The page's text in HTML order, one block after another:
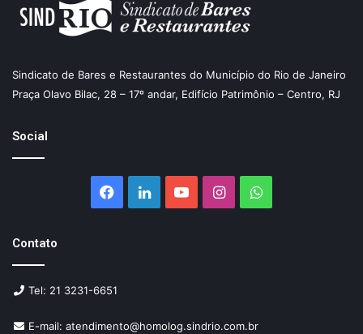
Sindicato de Bares e Restaurantes do Município do Rio de Janeiro
Praça Olavo Bilac, 28 – 17º andar, Edifício Patrimônio – Centro, RJ
Social
Facebook
LinkedinYouTubeInstagramWhatsApp
Contato
Tel: 21 3231-6651
E-mail: atendimento@homolog.sindrio.com.br